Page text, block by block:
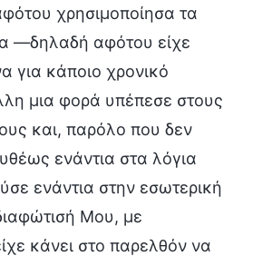
χρησιμοποίησα τα
—δηλαδή αφότου είχε
για κάποιο χρονικό
μια φορά υπέπεσε στους
και, παρόλο που δεν
ενάντια στα λόγια
ενάντια στην εσωτερική
Μου, με
κάνει στο παρελθόν να